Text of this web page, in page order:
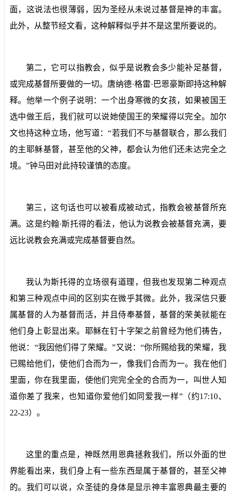
面，这说法也很薄弱，因为圣经从未说过基督是神的丰富。
此外，从整节经文看，这种解释似乎并不是这里所要说的。
第二，它可以指教会，似乎是说教会多少能补足基督，
或完成基督所要做的一切。唐纳德·格雷·巴恩豪斯即持这种解
释。他举一个例子说明：一个出身寒微的女孩，如果被国王
选中做王后，我们就可以说她使国王的荣耀得以完全。加尔
文也持这种立场，他写道：“若我们不与基督联合，那么我们
的主耶稣基督，甚至他的父神，都会认为他们还未达完全之
境。”钟马田对此持较谨慎的态度。
第三，这句话也可以被看成被动式，指教会被基督所充
满。这是约翰·斯托得的看法，他认为说教会被基督充满，要
远比说教会充满或完成基督要自然。
我认为斯托得的立场很有道理，但我也发现第二种观点
和第三种观点中间的区别实在微乎其微。此外，我深信只要
属基督的人为基督而活，并且侍奉基督，基督的荣美就能在
他们身上彰显出来。耶稣在钉十字架之前曾经为他们祷告，
他说：“我因他们得了荣耀。”又说：“你所赐给我的荣耀，我
已赐给他们，使他们合而为一，像我们合而为一。我在他们
里面，你在我里面，使他们完完全全的合而为一，叫世人知
道你差了我来，也知道你爱他们如同爱我一样”（约17:10、
22-23）。
这里的重点是，神既然用恩典拯救我们，所以外面的世
界能看出来，我们身上有一些东西是属于基督的，甚至父神
的。我们可以说，众圣徒的身体是显示神丰富恩典最主要的